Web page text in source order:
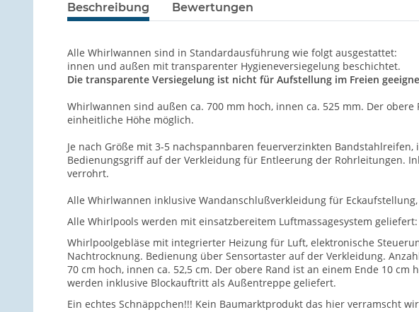
Beschreibung Bewertungen
Alle Whirlwannen sind in Standardausführung wie folgt ausgestattet:
innen und außen mit transparenter Hygieneversiegelung beschichtet.
Die transparente Versiegelung ist nicht für Aufstellung im Freien
Whirlwannen sind außen ca. 700 mm hoch, innen ca. 525 mm. Der
einheitliche Höhe möglich.
Je nach Größe mit 3-5 nachspannbaren feuerverzinkten
Bedienungsgriff auf der Verkleidung für Entleerung der Rohrleitungen.
verrohrt.
Alle Whirlwannen inklusive Wandanschlußverkleidung für
Alle Whirlpools werden mit einsatzbereitem Luftmassagesystem geliefert:
Whirlpoolgebläse mit integrierter Heizung für Luft, elektronische
Nachtrocknung. Bedienung über Sensortaster auf der Verkleidung.
70 cm hoch, innen ca. 52,5 cm. Der obere Rand ist an einem Ende 10
werden inklusive Blockauftritt als Außentreppe geliefert.
Ein echtes Schnäppchen!!! Kein Baumarktprodukt das hier verramscht